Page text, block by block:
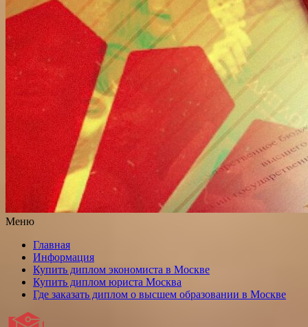
Меню
Главная
Информация
Купить диплом экономиста в Москве
Купить диплом юриста Москва
Где заказать диплом о высшем образовании в Москве